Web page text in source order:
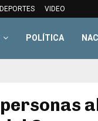
DEPORTES VIDEO
POLÍTICA